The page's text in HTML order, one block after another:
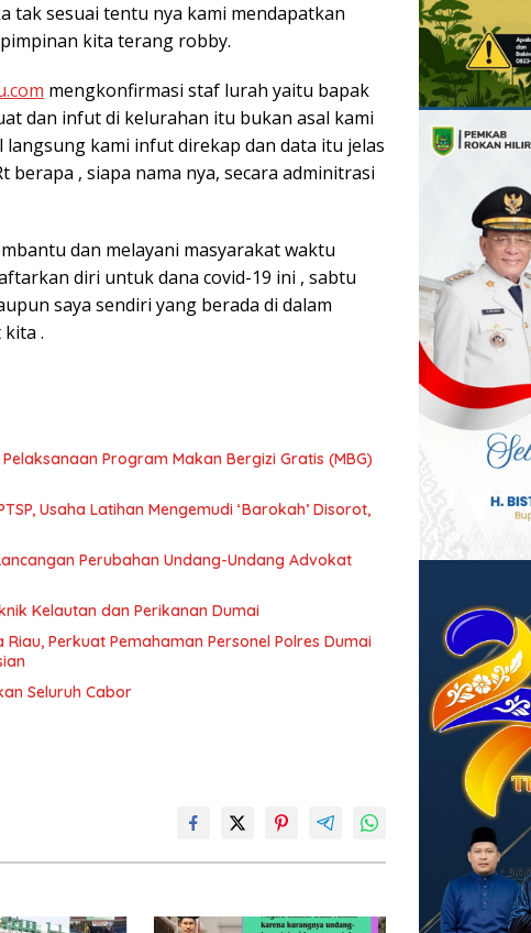
tak sesuai tentu nya kami mendapatkan
kita terang robby.
mengkonfirmasi staf lurah yaitu bapak
dan infut di kelurahan itu bukan asal kami
kami infut direkap dan data itu jelas
, siapa nama nya, secara adminitrasi
dan melayani masyarakat waktu
diri untuk dana covid-19 ini , sabtu
saya sendiri yang berada di dalam
.
Program Makan Bergizi Gratis (MBG)
Usaha Latihan Mengemudi ‘Barokah’ Disorot,
Perubahan Undang-Undang Advokat
Kelautan dan Perikanan Dumai
Perkuat Pemahaman Personel Polres Dumai
Seluruh Cabor